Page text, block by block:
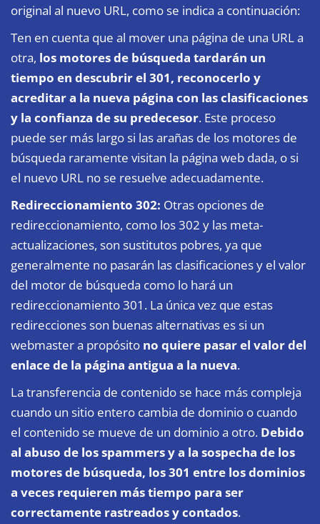
original al nuevo URL, como se indica a continuación:
Ten en cuenta que al mover una página de una URL a
otra, los motores de búsqueda tardarán un
tiempo en descubrir el 301, reconocerlo y
acreditar a la nueva página con las clasificaciones
y la confianza de su predecesor. Este proceso
puede ser más largo si las arañas de los motores de
búsqueda raramente visitan la página web dada, o si
el nuevo URL no se resuelve adecuadamente.
Redireccionamiento 302: Otras opciones de
redireccionamiento, como los 302 y las meta-
actualizaciones, son sustitutos pobres, ya que
generalmente no pasarán las clasificaciones y el valor
del motor de búsqueda como lo hará un
redireccionamiento 301. La única vez que estas
redirecciones son buenas alternativas es si un
webmaster a propósito no quiere pasar el valor del
enlace de la página antigua a la nueva.
La transferencia de contenido se hace más compleja
cuando un sitio entero cambia de dominio o cuando
el contenido se mueve de un dominio a otro. Debido
al abuso de los spammers y a la sospecha de los
motores de búsqueda, los 301 entre los dominios
a veces requieren más tiempo para ser
correctamente rastreados y contados.